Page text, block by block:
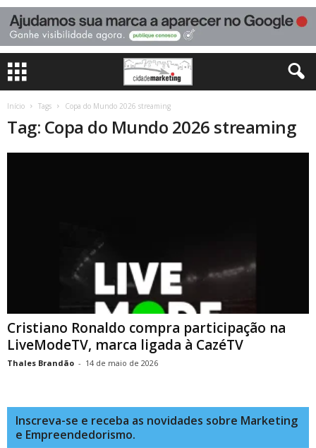
Início Tags Copa do Mundo 2026 streaming
Tag: Copa do Mundo 2026 streaming
Cristiano Ronaldo compra participação na
LiveModeTV, marca ligada à CazéTV
Thales Brandão - 14 de maio de 2026
Inscreva-se e receba as novidades sobre Marketing
e Empreendedorismo.